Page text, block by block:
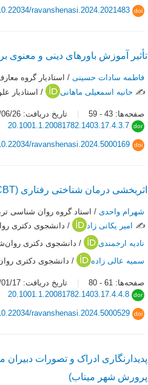
doi
ravanshenasi.2024.2021483
تأثیر آموزش باورهای دینی و معنوی
فاطمه سادات حسینی/ استادیار گروه
✍️ حانیه اسمعیلی ماهانی / استادیار
صفحه‌ها: 43
-
59 تاریخ دریافت: 1403/06/26
dor
20.1001.1.20081782.1403.17.4.3.7
doi
ravanshenasi.2024.5000169
اثربخشی درمان شناختی رفتاری (CBT) با رویکرد اسلامی بر نگرش ناکارآمد و سبک‌های مقابله‌ای دانش‌آموزان
شهرام واحدی/ استاد گروه روان شناسی
✍️ امیر یکانی زاد
/ دانشجوی دکتری
نادیه ارجمندی
/ دانشجوی دکتری
سمیه عالی زاده
/ دانشجوی دکتری
صفحه‌ها: 61
-
80 تاریخ دریافت: 1403/01/17
dor
20.1001.1.20081782.1403.17.4.4.8
doi
ravanshenasi.2024.5000529
پدیدارنگاری ادراک و تصورات
پرورش شهر میناب)